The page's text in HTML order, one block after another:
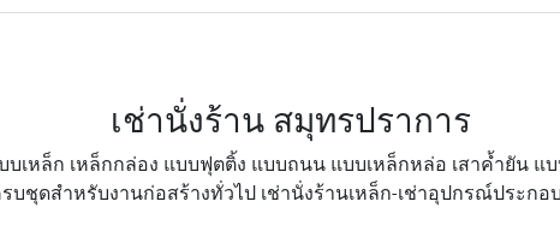
เช่านั่งร้าน สมุทรปราการ
บเหล็ก เหล็กกล่อง แบบฟุตติ้ง แบบถนน แบบเหล็กหล่อ เสาค้ำยัน
ชุดสำหรับงานก่อสร้างทั่วไป เช่านั่งร้านเหล็ก-เช่าอุปกรณ์ประกอบ